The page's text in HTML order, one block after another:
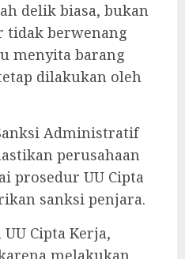
delik biasa, bukan
tidak berwenang
menyita barang
dilakukan oleh
Administratif
perusahaan
prosedur UU Cipta
sanksi penjara.
Cipta Kerja,
melakukan